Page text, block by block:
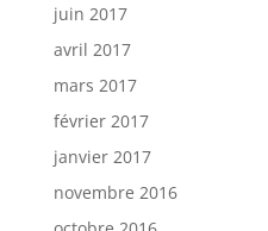
juin 2017
avril 2017
mars 2017
février 2017
janvier 2017
novembre 2016